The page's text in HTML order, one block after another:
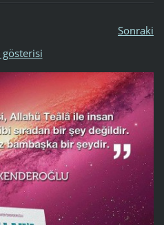
Sonraki
gösterisi